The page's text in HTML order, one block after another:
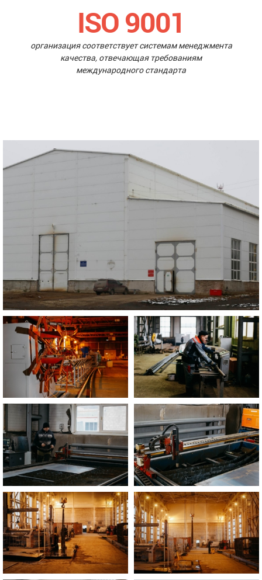
ISO 9001
организация соответствует системам менеджмента
качества, отвечающая требованиям
международного стандарта